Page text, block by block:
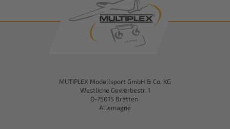
MUTIPLEX Modellsport GmbH & Co. KG
Westliche Gewerbestr. 1
D-75015 Bretten
Allemagne